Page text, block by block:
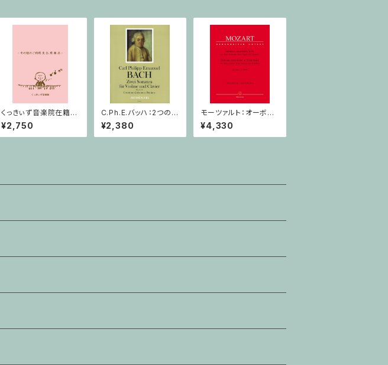
くっきぃず音楽院在籍
者 その他のご利用支
払用商品 おばけのぼ
うけん２巻
¥2,750
C.Ph.E.バッハ：2つのソ
ナタ Wq 76, 78 / ヴァ
イオリン・ピアノ
¥2,380
モーツァルト：オーボエ,
クラリネット,ホルン,ファ
ゴットと管弦楽のための
協奏交響曲 / オーボエ,
¥4,330